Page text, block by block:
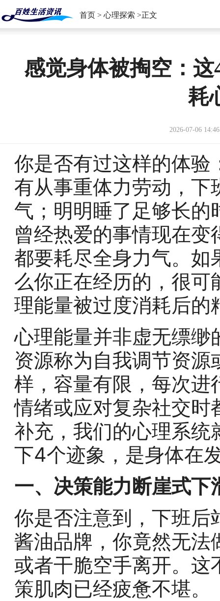
首页 > 心理探索 >正文
感觉身体被掏空：
耗
2026-07-06
你是否有过这样的体
有从事重体力劳动，
气；明明睡了足够长
曾经热爱的事情现在
都要耗尽全身力气。
么你正在经历的，很
理能量被过度消耗后的
心理能量并非虚无缥
资源称为自我调节资
样，容量有限，每次
情绪或应对复杂社交
补充，我们的心理系
下4个迹象，是身体在
一、决策能力断崖式下
你是否注意到，下班
酱油品牌，你竟然无
或者干脆空手离开。
策肌肉已经疲惫不堪。